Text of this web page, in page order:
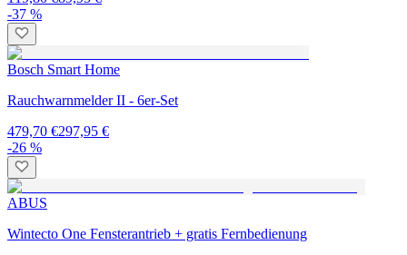
-37 %
Bosch Smart Home
Rauchwarnmelder II - 6er-Set
479,70 €297,95 €
-26 %
ABUS
Wintecto One Fensterantrieb + gratis Fernbedienung